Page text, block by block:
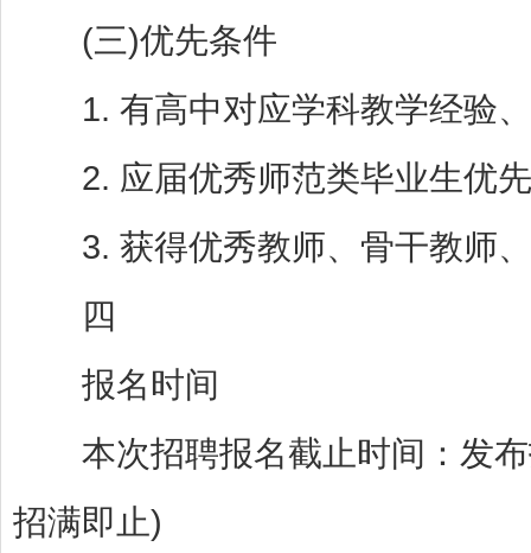
(三)优先条件
1. 有高中对应学科教学经验、
2. 应届优秀师范类毕业生优
3. 获得优秀教师、骨干教师、
四
报名时间
本次招聘报名截止时间：发布
招满即止)